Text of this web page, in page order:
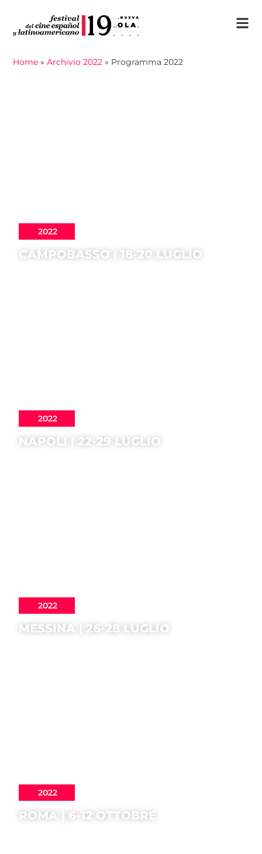
Home »Archivio 2022 » Programma 2022
2022
CAMPOBASSO | 18-20 LUGLIO
2022
NAPOLI | 22-29 LUGLIO
2022
MESSINA | 26-28 LUGLIO
2022
ROMA | 6-12 OTTOBRE